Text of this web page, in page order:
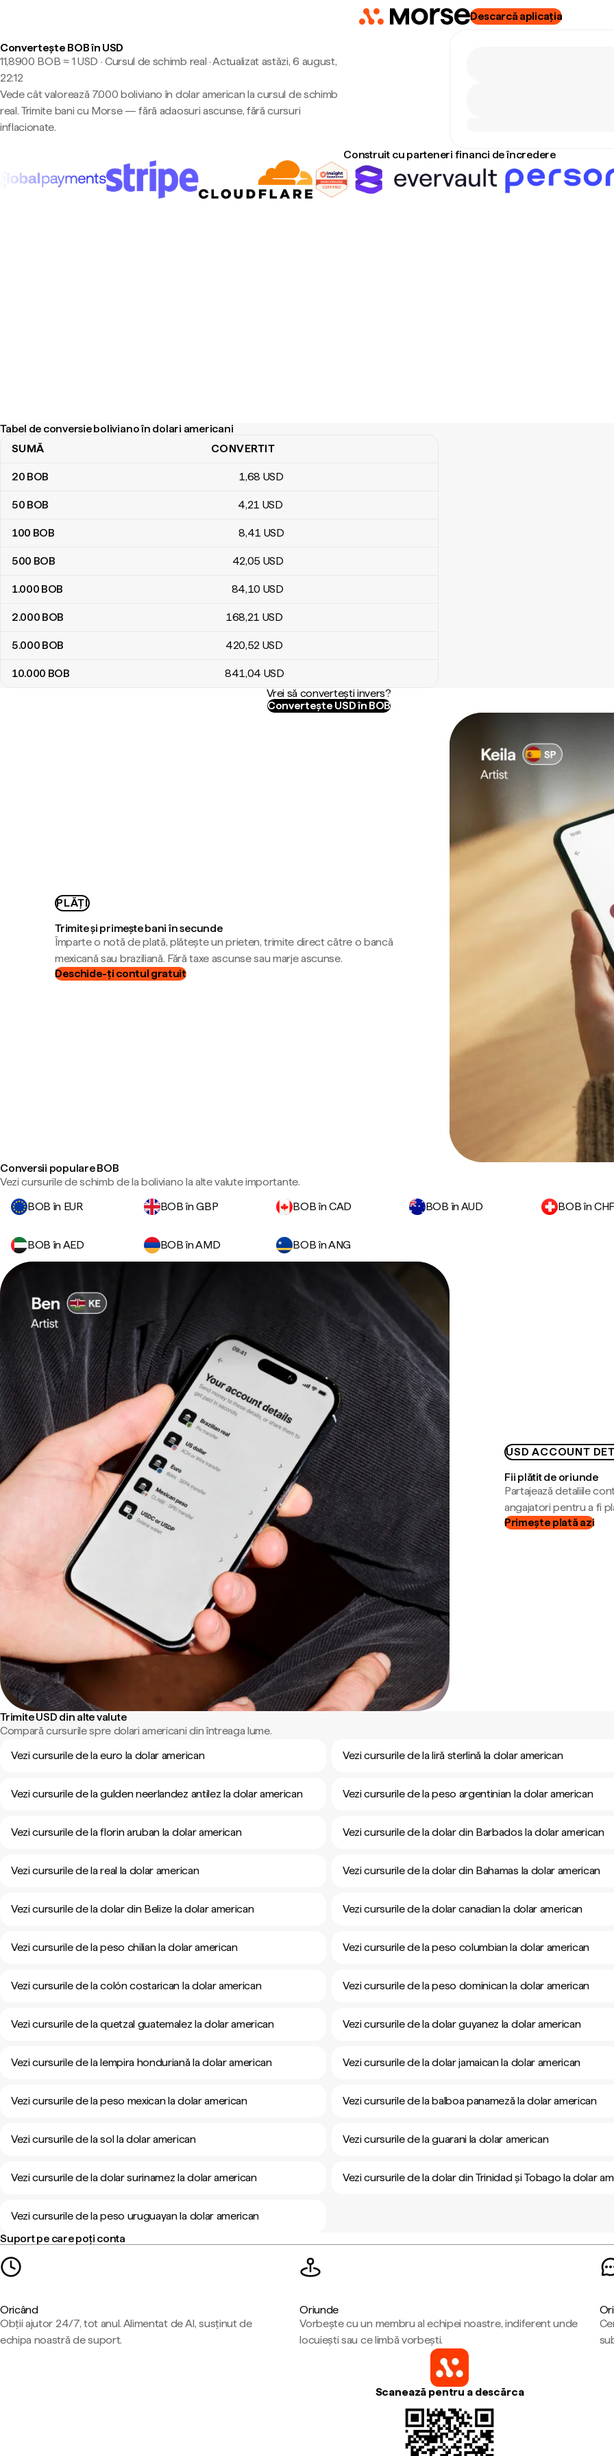
Descarcă aplicația
Convertește BOB în USD
11,8900 BOB ≈ 1 USD · Cursul de schimb real ·Actualizat astăzi, 6 august,
22:12
Vede cât valorează 7.000 boliviano în dolar american la cursul de schimb
real. Trimite bani cu Morse — fără adaosuri ascunse, fără cursuri
inflacionate.
Construit cu parteneri financi de încredere
Tabel de conversie boliviano în dolari americani
Tabel de conversie boliviano în dolari americani
SUMĂ CONVERTIT
20 BOB 1,68 USD
50 BOB 4,21 USD
100 BOB 8,41 USD
500 BOB 42,05 USD
1.000 BOB 84,10 USD
2.000 BOB 168,21 USD
5.000 BOB 420,52 USD
10.000 BOB 841,04 USD
Vrei să convertești invers?
Convertește USD în BOB
PLĂȚI
Trimite și primește bani în secunde
Împarte o notă de plată, plătește un prieten, trimite direct către o bancă
mexicană sau braziliană. Fără taxe ascunse sau marje ascunse.
Deschide-ți contul gratuit
Conversii populare BOB
Vezi cursurile de schimb de la boliviano la alte valute importante.
BOB în EUR
BOB în GBP BOB în CAD BOB în AUD BOB în
BOB în AED BOB în AMD BOB în ANG
USD ACCOUNT
Fii plătit de oriunde
Partajează detaliile
angajatori pentru a fi
Primește plată azi
Trimite USD din alte valute
Compară cursurile spre dolari americani din întreaga lume.
Vezi cursurile de la euro la dolar american
Vezi cursurile de la liră sterlină la dolar american
Vezi cursurile de la gulden neerlandez antilez la dolar american Vezi cursurile de la peso argentinian la dolar american
Vezi cursurile de la florin aruban la dolar american Vezi cursurile de la dolar din Barbados la dolar american
Vezi cursurile de la real la dolar american Vezi cursurile de la dolar din Bahamas la dolar american
Vezi cursurile de la dolar din Belize la dolar american Vezi cursurile de la dolar canadian la dolar american
Vezi cursurile de la peso chilian la dolar american Vezi cursurile de la peso columbian la dolar american
Vezi cursurile de la colón costarican la dolar american Vezi cursurile de la peso dominican la dolar american
Vezi cursurile de la quetzal guatemalez la dolar american Vezi cursurile de la dolar guyanez la dolar american
Vezi cursurile de la lempira honduriană la dolar american Vezi cursurile de la dolar jamaican la dolar american
Vezi cursurile de la peso mexican la dolar american Vezi cursurile de la balboa panameză la dolar american
Vezi cursurile de la sol la dolar american Vezi cursurile de la guarani la dolar american
Vezi cursurile de la dolar surinamez la dolar american Vezi cursurile de la dolar din Trinidad și Tobago la dolar
Vezi cursurile de la peso uruguayan la dolar american
Suport pe care poți conta
Oricând
Obții ajutor 24/7, tot anul. Alimentat de AI, susținut de
echipa noastră de suport.
Oriunde
Vorbește cu un membru al echipei noastre, indiferent unde
locuiești sau ce limbă vorbești.
Scanează pentru a descărca